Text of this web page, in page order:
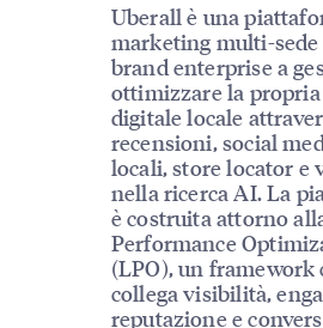
Uberall è una
marketing multi-sede
brand enterprise a
ottimizzare la propria
digitale locale
recensioni, social
locali, store locator e
nella ricerca AI. La
è costruita attorno
Performance
(LPO), un framework
collega visibilità,
reputazione e